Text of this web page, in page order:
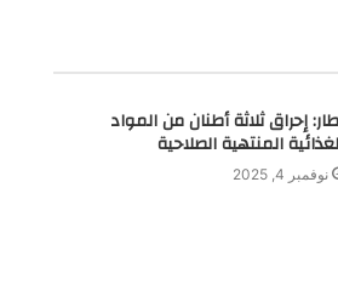
إحراق ثلاثة أطنان من المواد
المنتهية الصلاحية
نوفمبر 4, 2025